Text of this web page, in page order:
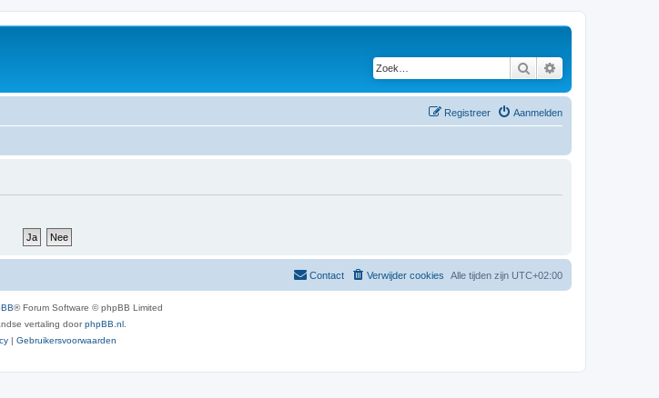
Zoek
Aanmelden
Registreer
Alle tijden zijn UTC+02:00
Verwijder cookies
Contact
® Forum Software © phpBB Limited
vertaling doorphpBB.nl
| Gebruikersvoorwaarden